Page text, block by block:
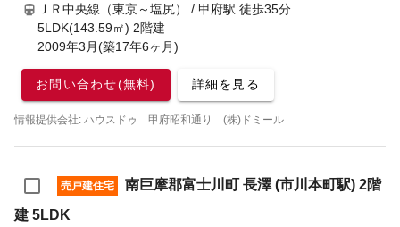
ＪＲ中央線（東京～塩尻） / 甲府駅 徒歩35分
5LDK(143.59㎡) 2階建
2009年3月(築17年6ヶ月)
お問い合わせ(無料) 詳細を見る
情報提供会社: ハウスドゥ 甲府昭和通り (株)ドミール
売戸建住宅
南巨摩郡富士川町 長澤 (市川本町駅) 2階
建 5LDK